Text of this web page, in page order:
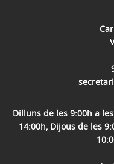
Dilluns de les 9:00h a
14:00h, Dijous de les